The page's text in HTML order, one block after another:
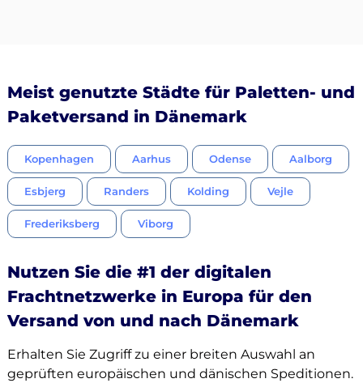
Meist genutzte Städte für Paletten- und
Paketversand in Dänemark
Kopenhagen Aarhus Odense Aalborg
Esbjerg Randers Kolding Vejle
Frederiksberg Viborg
Nutzen Sie die #1 der digitalen
Frachtnetzwerke in Europa für den
Versand von und nach Dänemark
Erhalten Sie Zugriff zu einer breiten Auswahl an
geprüften europäischen und dänischen Speditionen.